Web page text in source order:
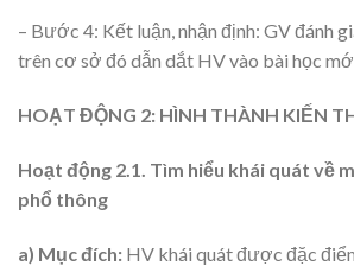
– Bước 4: Kết luận, nhận định: GV đánh
trên cơ sở đó dẫn dắt HV vào bài học
HOẠT ĐỘNG 2: HÌNH THÀNH KIẾN
Hoạt động 2.1. Tìm hiểu khái quát về
phổ thông
a) Mục đích: HV khái quát được đặc